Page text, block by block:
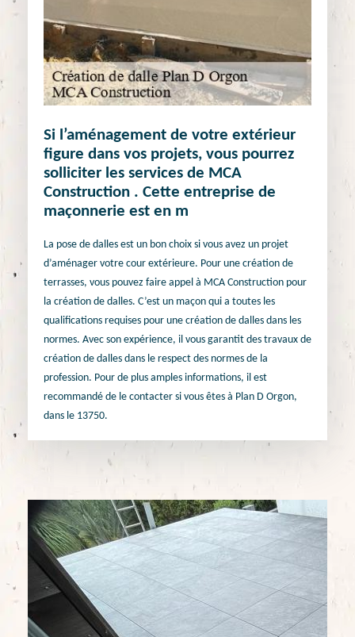
Si l’aménagement de votre extérieur
figure dans vos projets, vous pourrez
solliciter les services de MCA
Construction . Cette entreprise de
maçonnerie est en m
La pose de dalles est un bon choix si vous avez un projet
d’aménager votre cour extérieure. Pour une création de
terrasses, vous pouvez faire appel à MCA Construction pour
la création de dalles. C’est un maçon qui a toutes les
qualifications requises pour une création de dalles dans les
normes. Avec son expérience, il vous garantit des travaux de
création de dalles dans le respect des normes de la
profession. Pour de plus amples informations, il est
recommandé de le contacter si vous êtes à Plan D Orgon,
dans le 13750.